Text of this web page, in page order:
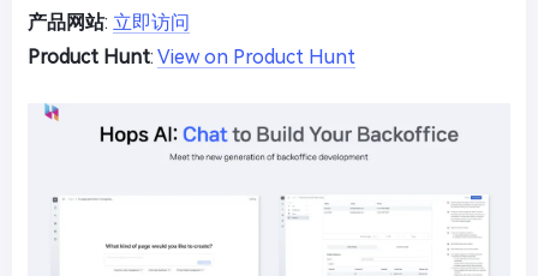
产品网站: 立即访问
Product Hunt: View on Product Hunt